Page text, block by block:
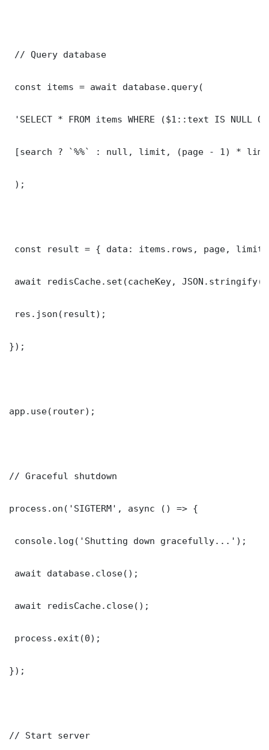
// Query database
const items = await database.query(
'SELECT * FROM items WHERE ($1::text IS NULL
[search ? `%%` : null, limit, (page - 1) *
);
const result = { data: items.rows, page,
await redisCache.set(cacheKey,
res.json(result);
});
app.use(router);
// Graceful shutdown
process.on('SIGTERM', async () => {
console.log('Shutting down gracefully...');
await database.close();
await redisCache.close();
process.exit(0);
});
// Start server